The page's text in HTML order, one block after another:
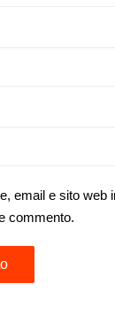
email e sito web
commento.